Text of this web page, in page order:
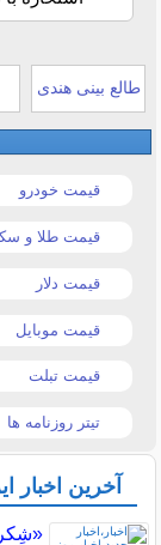
طالع بینی هندی
قیمت خودرو
قیمت طلا و
قیمت دلار
قیمت موبایل
قیمت تبلت
تیتر روزنامه ها
آخرین اخبار